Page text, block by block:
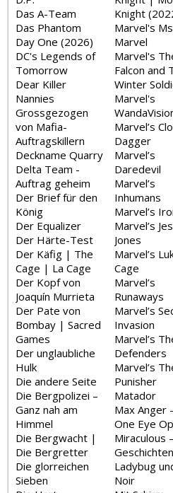
Das A-Team
Das Phantom
Day One (2026)
DC's Legends of
Tomorrow
Dear Killer
Nannies
Grossgezogen
von Mafia-
Auftragskillern
Deckname Quarry
Delta Team -
Auftrag geheim
Der Brief für den
König
Der Equalizer
Der Härte-Test
Der Käfig | The
Cage | La Cage
Der Kopf von
Joaquín Murrieta
Der Pate von
Bombay | Sacred
Games
Der unglaubliche
Hulk
Die andere Seite
Die Bergpolizei –
Ganz nah am
Himmel
Die Bergwacht |
Die Bergretter
Die glorreichen
Sieben
Knight
Marvel's
Marvel
Marvel's
Falcon and
Winter
Marvel's
Marvel’s
Dagger
Marvel’s
Daredevil
Marvel’s
Inhumans
Marvel’s
Marvel’s
Jones
Marvel’s
Cage
Marvel’s
Runaways
Marvel’s
Invasion
Marvel’s
Defenders
Marvel’s
Punisher
Matador
Max Anger
One Eye
Miraculous –
Ladybug
Noir